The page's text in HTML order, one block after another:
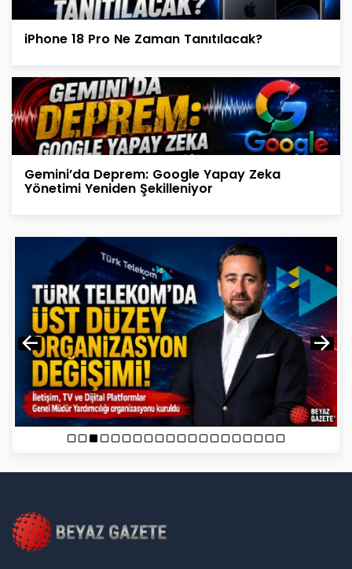
iPhone 18 Pro Ne Zaman Tanıtılacak?
Gemini’da Deprem: Google Yapay Zeka
Yönetimi Yeniden Şekilleniyor